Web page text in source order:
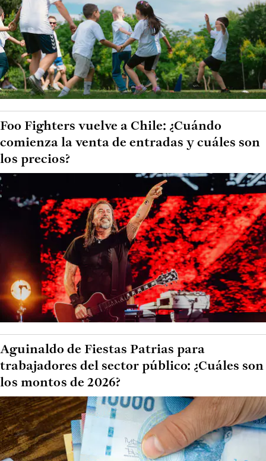
Foo Fighters vuelve a Chile: ¿Cuándo
comienza la venta de entradas y cuáles son
los precios?
Aguinaldo de Fiestas Patrias para
trabajadores del sector público: ¿Cuáles son
los montos de 2026?